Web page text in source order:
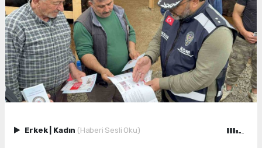
Erkek Kadın (Haberi Sesli Oku)